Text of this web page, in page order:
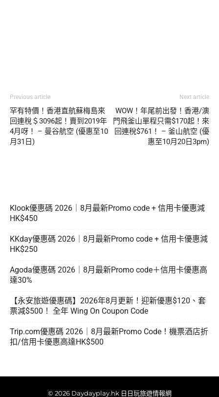
Previous article
罕有特價！香港直航蘇梅島來
回連稅＄3096起！賣到2019年
4月呀！ – 曼谷航空 (優惠至10
月31日)
Next article
WOW！年尾前出發！香港/澳
門飛釜山單程只需$170起！來
回連稅$761！ – 釜山航空 (優
惠至10月20日3pm)
Klook優惠碼 2026｜8月最新Promo code + 信用卡優惠減
HK$450
KKday優惠碼 2026｜8月最新Promo code + 信用卡優惠減
HK$250
Agoda優惠碼 2026｜8月最新Promo code＋信用卡優惠高
達30%
【永安旅遊優惠碼】2026年8月更新！迎新優惠$120、套
票減$500！ 全年 Wing On Coupon Code
Trip.com優惠碼 2026｜8月最新Promo Code！機票酒店折
扣/信用卡優惠高達HK$500
© 2026 Daydayplay.hk 日日玩旅遊情報網